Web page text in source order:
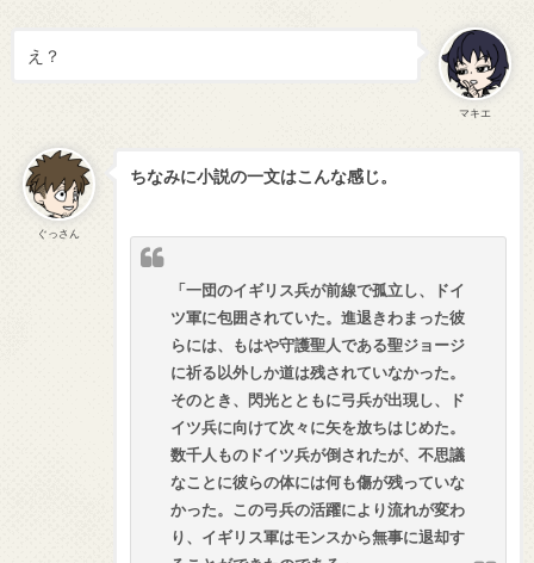
マキエ
え？
ぐっさん
ちなみに小説の一文はこんな感じ。
「一団のイギリス兵が前線で孤立し、ドイ
ツ軍に包囲されていた。進退きわまった彼
らには、もはや守護聖人である聖ジョージ
に祈る以外しか道は残されていなかった。
そのとき、閃光とともに弓兵が出現し、ド
イツ兵に向けて次々に矢を放ちはじめた。
数千人ものドイツ兵が倒されたが、不思議
なことに彼らの体には何も傷が残っていな
かった。この弓兵の活躍により流れが変わ
り、イギリス軍はモンスから無事に退却す